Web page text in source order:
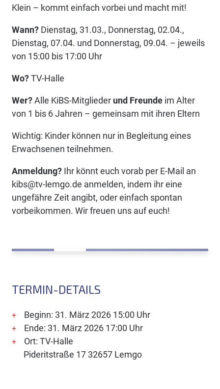
Klein – kommt einfach vorbei und macht mit!
Wann? Dienstag, 31.03., Donnerstag, 02.04.,
Dienstag, 07.04. und Donnerstag, 09.04. – jeweils
von 15:00 bis 17:00 Uhr
Wo?TV-Halle
Wer?Alle KiBS-Mitglieder und Freunde im Alter
von 1 bis 6 Jahren – gemeinsam mit ihren Eltern
Wichtig: Kinder können nur in Begleitung eines
Erwachsenen teilnehmen.
Anmeldung? Ihr könnt euch vorab per E-Mail an
kibs@tv-lemgo.de anmelden, indem ihr eine
ungefähre Zeit angibt, oder einfach spontan
vorbeikommen. Wir freuen uns auf euch!
TERMIN-DETAILS
Beginn: 31. März 2026 15:00 Uhr
Ende: 31. März 2026 17:00 Uhr
Ort: TV-Halle
Pideritstraße 17 32657 Lemgo